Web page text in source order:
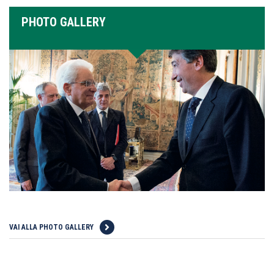
PHOTO GALLERY
VAI ALLA PHOTO GALLERY